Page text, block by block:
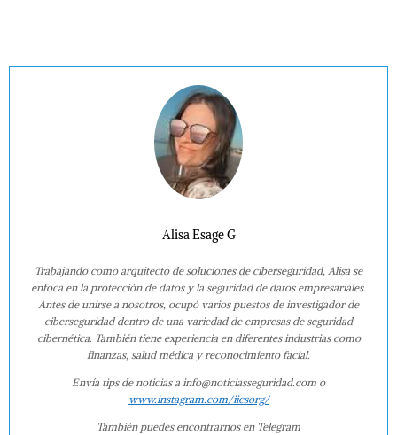
Alisa Esage G
Trabajando como arquitecto de soluciones de ciberseguridad, Alisa se
enfoca en la protección de datos y la seguridad de datos empresariales.
Antes de unirse a nosotros, ocupó varios puestos de investigador de
ciberseguridad dentro de una variedad de empresas de seguridad
cibernética. También tiene experiencia en diferentes industrias como
finanzas, salud médica y reconocimiento facial.
Envía tips de noticias a info@noticiasseguridad.com o
www.instagram.com/iicsorg/
También puedes encontrarnos en Telegram